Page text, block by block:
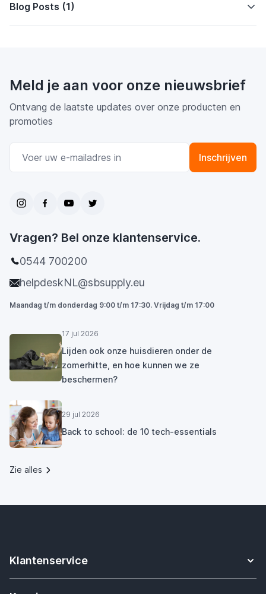
Blog Posts (1)
Meld je aan voor onze nieuwsbrief
Ontvang de laatste updates over onze producten en
promoties
Inschrijven
Vragen? Bel onze klantenservice.
0544 700200
helpdeskNL@sbsupply.eu
Maandag t/m donderdag 9:00 t/m 17:30. Vrijdag t/m 17:00
17 jul 2026
Lijden ook onze huisdieren onder de
zomerhitte, en hoe kunnen we ze
beschermen?
29 jul 2026
Back to school: de 10 tech-essentials
Zie alles
Klantenservice
Contact